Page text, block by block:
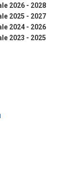
2026 - 2028
2025 - 2027
2024 - 2026
2023 - 2025